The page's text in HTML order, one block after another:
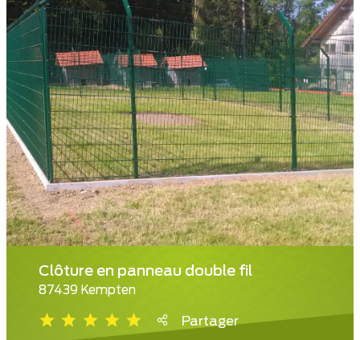
Clôture en panneau double fil
87439 Kempten
Partager